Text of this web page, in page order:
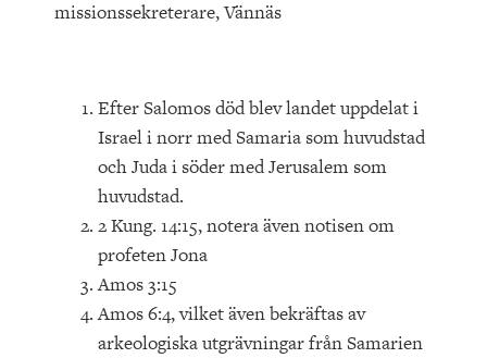
missionssekreterare, Vännäs
Efter Salomos död blev landet uppdelat i
Israel i norr med Samaria som huvudstad
och Juda i söder med Jerusalem som
huvudstad.
2 Kung. 14:15, notera även notisen om
profeten Jona
Amos 3:15
Amos 6:4, vilket även bekräftas av
arkeologiska utgrävningar från Samarien